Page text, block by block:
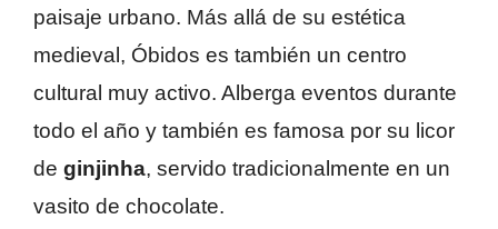
paisaje urbano. Más allá de su estética
medieval, Óbidos es también un centro
cultural muy activo. Alberga eventos durante
todo el año y también es famosa por su licor
de ginjinha, servido tradicionalmente en un
vasito de chocolate.